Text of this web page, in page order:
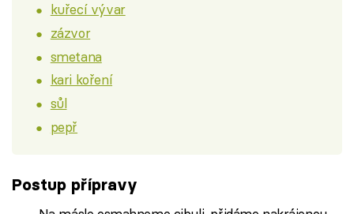
kuřecí vývar
zázvor
smetana
kari koření
sůl
pepř
Postup přípravy